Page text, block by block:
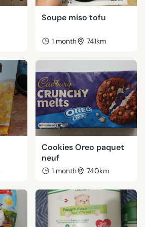
Soupe miso tofu
1 month 741km
Cookies Oreo paquet
neuf
1 month 740km